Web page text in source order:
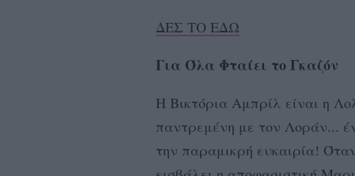
ΔΕΣ ΤΟ ΕΔΩ
Για Όλα Φταίει το Γκαζόν
Η Βικτόρια Αμπρίλ είναι η
παντρεμένη με τον Λοράν...
την παραμικρή ευκαιρία!